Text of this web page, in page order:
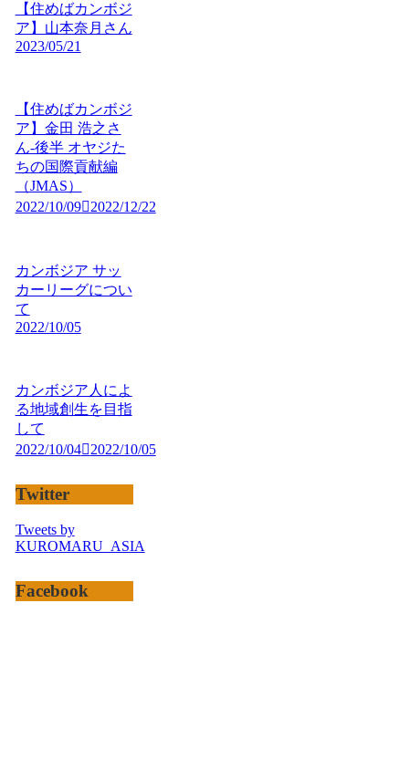
【住めばカンボジ
ア】山本奈月さん
2023/05/21
【住めばカンボジ
ア】金田 浩之さ
ん-後半 オヤジた
ちの国際貢献編
（JMAS）
2022/10/09
2022/12/22
カンボジア サッ
カーリーグについ
て
2022/10/05
カンボジア人によ
る地域創生を目指
して
2022/10/04
2022/10/05
Twitter
Tweets by
KUROMARU_ASIA
Facebook